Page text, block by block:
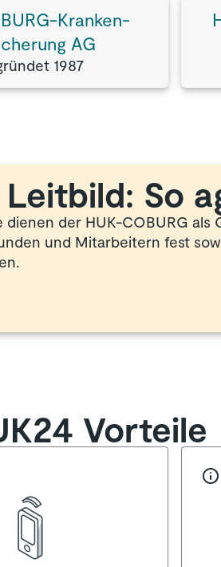
Kranken­
AG
1987
Leitbild: So
dienen der HUK-COBURG
und Mitarbeitern fest
Vorteile